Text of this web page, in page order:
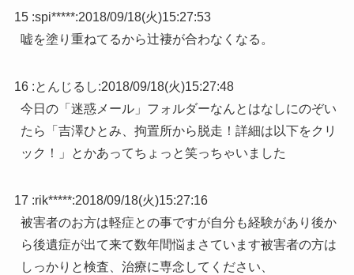
15 :spi*****:2018/09/18(火)15:27:53
嘘を塗り重ねてるから辻褄が合わなくなる。
16 :とんじるし:2018/09/18(火)15:27:48
今日の「迷惑メール」フォルダーなんとはなしにのぞい
たら「吉澤ひとみ、拘置所から脱走！詳細は以下をクリ
ック！」とかあってちょっと笑っちゃいました
17 :rik*****:2018/09/18(火)15:27:16
被害者のお方は軽症との事ですが自分も経験があり後か
ら後遺症が出て来て数年間悩まさています被害者の方は
しっかりと検査、治療に専念してください、